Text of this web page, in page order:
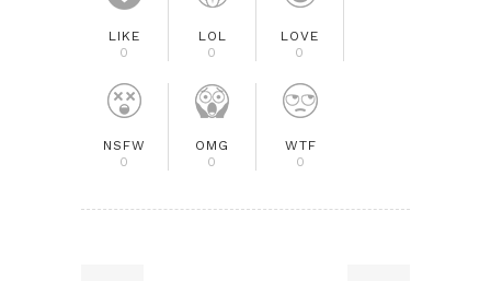
LIKE
0
LOL
0
LOVE
0
NSFW
0
OMG
0
WTF
0